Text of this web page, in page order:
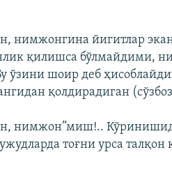
нимжонгина йигитлар
қилишса бўлмайдими,
ўзини шоир деб
қолдирадиган
нимжон”миш!..
тоғни урса